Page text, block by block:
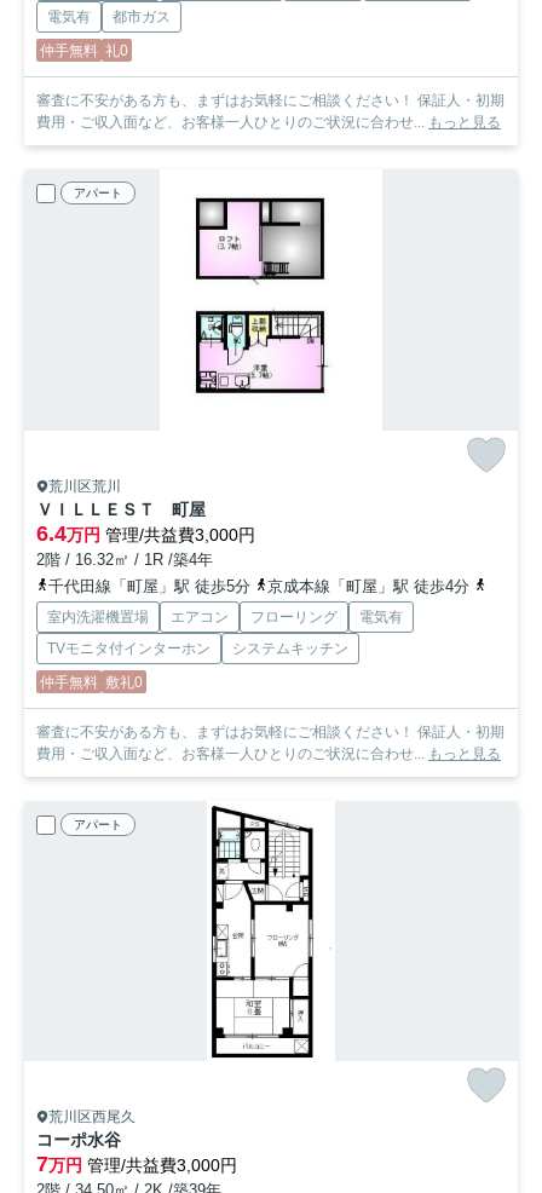
電気有
都市ガス
仲手無料 礼0
審査に不安がある方も、まずはお気軽にご相談ください！ 保証人・初期
費用・ご収入面など、お客様一人ひとりのご状況に合わせ... もっと見る
アパート
荒川区荒川
ＶＩＬＬＥＳＴ 町屋
6.4万円 管理/共益費3,000円
2階 / 16.32㎡ / 1R /築4年
千代田線「町屋」駅 徒歩5分
京成本線「町屋」駅 徒歩4分
室内洗濯機置場 エアコン フローリング
電気有
TVモニタ付インターホン
システムキッチン
仲手無料 敷礼0
審査に不安がある方も、まずはお気軽にご相談ください！ 保証人・初期
費用・ご収入面など、お客様一人ひとりのご状況に合わせ...
もっと見る
アパート
荒川区西尾久
コーポ水谷
7万円 管理/共益費3,000円